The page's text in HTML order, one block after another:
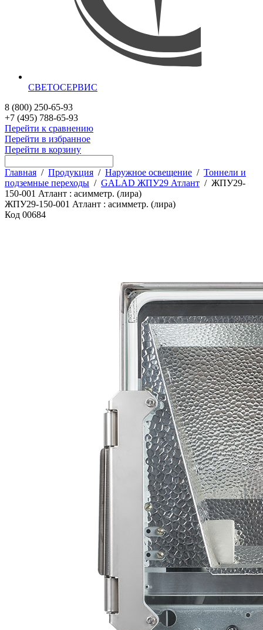
СВЕТОСЕРВИС
8 (800) 250-65-93
+7 (495) 788-65-93
Перейти к сравнению
Перейти в избранное
Перейти в корзину
Главная / Продукция / Наружное освещение / Тоннели и
подземные переходы / GALAD ЖПУ29 Атлант / ЖПУ29-
150-001 Атлант : асимметр. (лира)
ЖПУ29-150-001 Атлант : асимметр. (лира)
Код 00684